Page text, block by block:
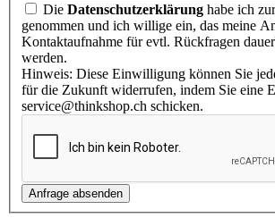
Die Datenschutzerklärung habe ich
genommen und ich willige ein, das meine
Kontaktaufnahme für evtl. Rückfragen
werden.
Hinweis: Diese Einwilligung können Sie
für die Zukunft widerrufen, indem Sie eine
service@thinkshop.ch schicken.